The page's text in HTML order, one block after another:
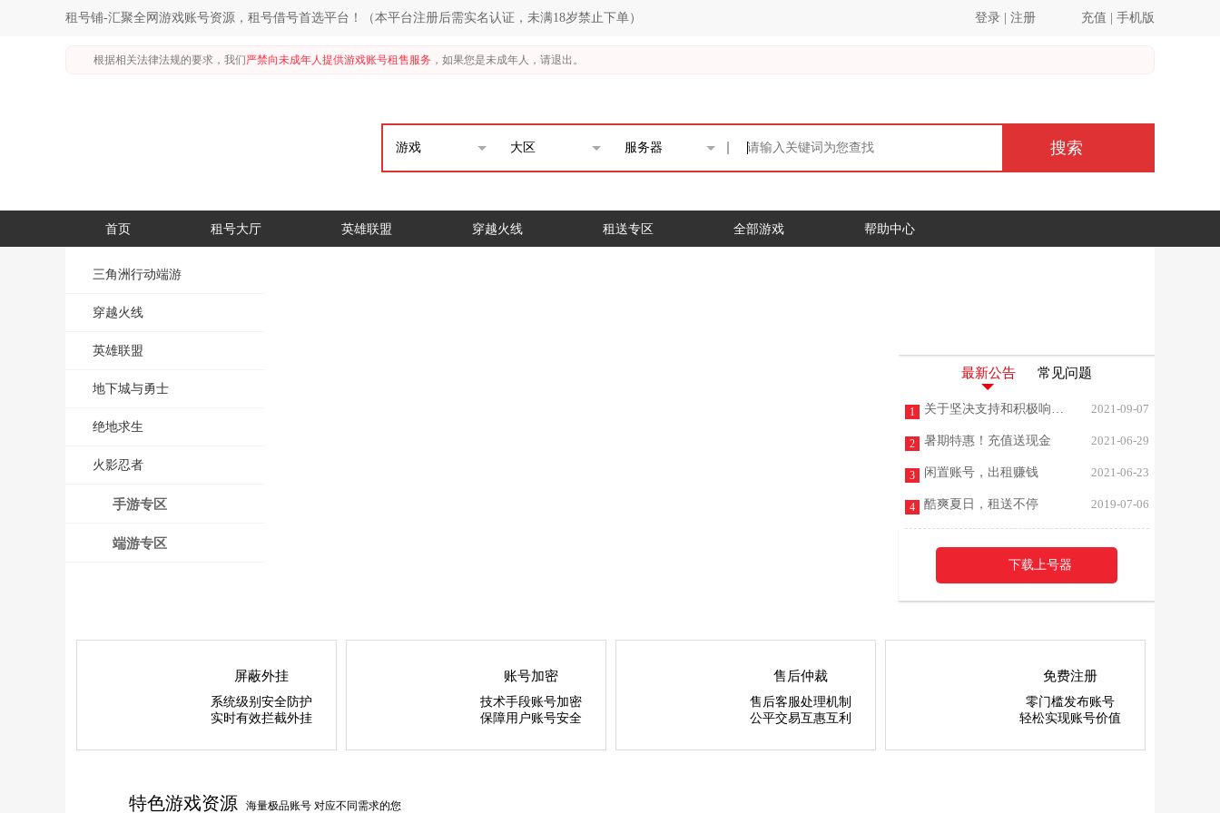
租号铺-汇聚全网游戏账号资源，租号借号首选平台！（本平台注册后需实名认证，未满18岁禁止下单） 登录 注册 充值 手机版
根据相关法律法规的要求，我们严禁向未成年人提供游戏账号租售服务 ，如果您是未成年人，请退出。
游戏 大区 服务器 搜索
首页 租号大厅 英雄联盟 穿越火线 租送专区 全部游戏 帮助中心
三角洲行动端游
穿越火线
英雄联盟
地下城与勇士
绝地求生
火影忍者
手游专区
端游专区
最新公告 常见问题
1 关于坚决支持和积极响应未成年人游戏防止沉迷最新规定的声明 2021-09-07
2 暑期特惠！充值送现金 2021-06-29
3 闲置账号，出租赚钱 2021-06-23
4 酷爽夏日，租送不停 2019-07-06
下载上号器
屏蔽外挂
系统级别安全防护
实时有效拦截外挂
账号加密
技术手段账号加密
保障用户账号安全
售后仲裁
售后客服处理机制
公平交易互惠互利
免费注册
零门槛发布账号
轻松实现账号价值
特色游戏资源 海量极品账号 对应不同需求的您